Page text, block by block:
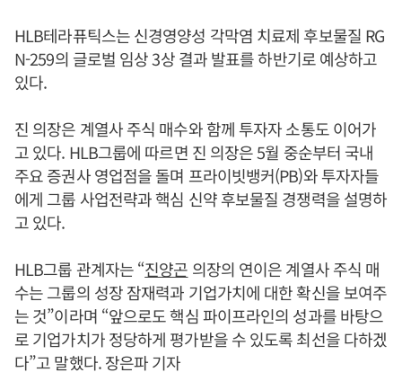
HLB테라퓨틱스는 신경영양성 각막염 치료제 후보물질 RG
N-259의 글로벌 임상 3상 결과 발표를 하반기로 예상하고
있다.
진 의장은 계열사 주식 매수와 함께 투자자 소통도 이어가
고 있다. HLB그룹에 따르면 진 의장은 5월 중순부터 국내
주요 증권사 영업점을 돌며 프라이빗뱅커(PB)와 투자자들
에게 그룹 사업전략과 핵심 신약 후보물질 경쟁력을 설명하
고 있다.
HLB그룹 관계자는 “진양곤 의장의 연이은 계열사 주식 매
수는 그룹의 성장 잠재력과 기업가치에 대한 확신을 보여주
는 것”이라며 “앞으로도 핵심 파이프라인의 성과를 바탕으
로 기업가치가 정당하게 평가받을 수 있도록 최선을 다하겠
다”고 말했다. 장은파 기자